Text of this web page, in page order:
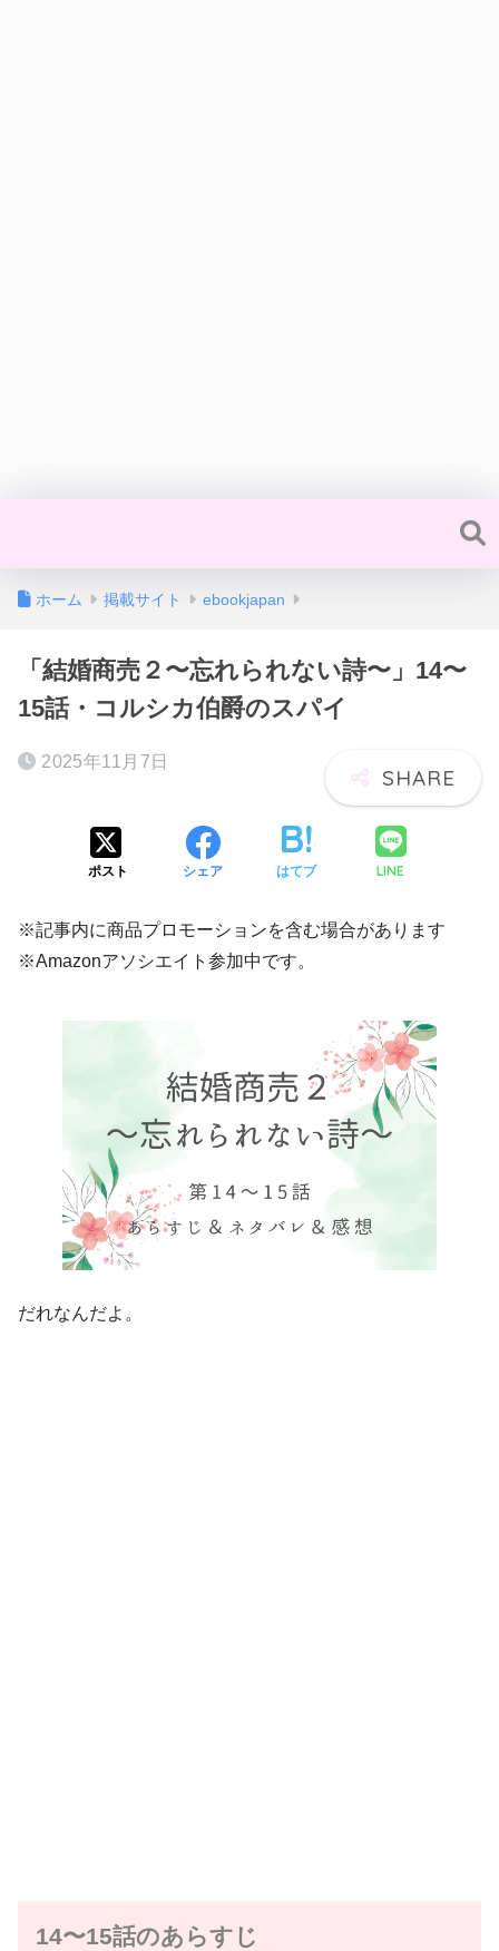
ホーム 掲載サイト ebookjapan
「結婚商売２〜忘れられない詩〜」14〜
15話・コルシカ伯爵のスパイ
2025年11月7日
ポスト シェア はてブ LINE
※記事内に商品プロモーションを含む場合があります
※Amazonアソシエイト参加中です。
だれなんだよ。
14〜15話のあらすじ